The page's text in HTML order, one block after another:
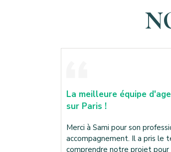
Je recommande à 100% !!!
expérience due à leurs
dans le domaine, à graver les
Une disponibilité garantie et